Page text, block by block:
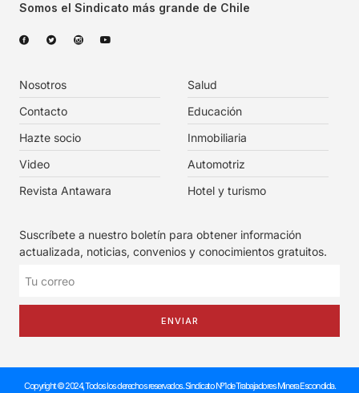
Somos el Sindicato más grande de Chile
Nosotros
Contacto
Hazte socio
Video
Revista Antawara
Salud
Educación
Inmobiliaria
Automotriz
Hotel y turismo
Suscríbete a nuestro boletín para obtener información
actualizada, noticias, convenios y conocimientos gratuitos.
ENVIAR
Copyright © 2024, Todos los derechos reservados. Sindicato Nº1 de Trabajadores Minera Escondida.